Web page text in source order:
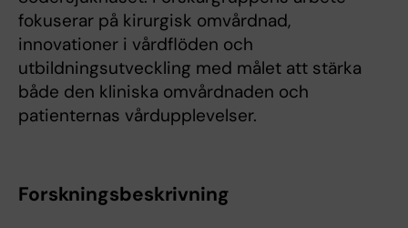
fokuserar på kirurgisk omvårdnad,
innovationer i vårdflöden och
utbildningsutveckling med målet att stärka
både den kliniska omvårdnaden och
patienternas vårdupplevelser.
Forskningsbeskrivning